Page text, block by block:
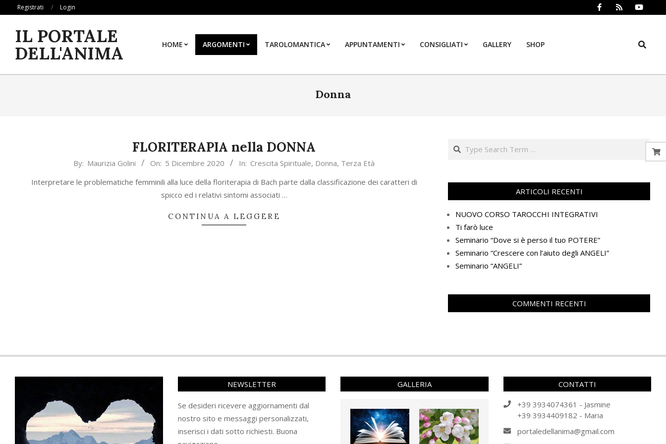
content
Registrati Login
IL PORTALE
DELL'ANIMA HOME ARGOMENTI TAROLOMANTICA APPUNTAMENTI CONSIGLIATI GALLERY SHOP Search
Donna
FLORITERAPIA nella DONNA
05
By: Maurizia Golini On: 5 Dicembre 2020 In: Crescita Spirituale, Donna, Terza Età
Interpretare le problematiche femminili alla luce della floriterapia di Bach parte dalla classificazione dei caratteri di
spicco ed i relativi sintomi associati …
CONTINUA A LEGGERE
Search
ARTICOLI RECENTI
NUOVO CORSO TAROCCHI INTEGRATIVI
Ti farò luce
Seminario “Dove si è perso il tuo POTERE”
Seminario “Crescere con l’aiuto degli ANGELI”
Seminario “ANGELI”
COMMENTI RECENTI
NEWSLETTER
Se desideri ricevere aggiornamenti dal
nostro sito e messaggi personalizzati,
inserisci i dati sotto richiesti. Buona
GALLERIA CONTATTI
+39 3934074361 - Jasmine
+39 3934409182 - Maria
portaledellanima@gmail.com